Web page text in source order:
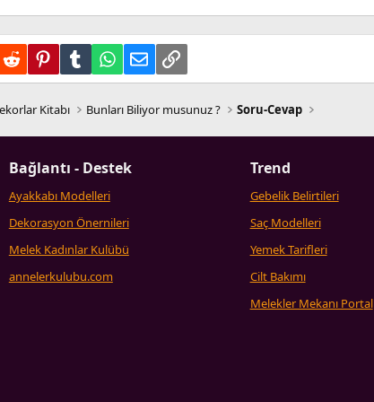
Reddit PinterestTumblrWhatsApp
E-postaLink
Kitabı Bunları Biliyor musunuz ? Soru-Cevap
Bağlantı - Destek
Ayakkabı Modelleri
Dekorasyon Önernileri
Melek Kadınlar Kulübü
annelerkulubu.com
Trend
Gebelik Belirtileri
Saç Modelleri
Yemek Tarifleri
Cilt Bakımı
Melekler Mekanı Portal